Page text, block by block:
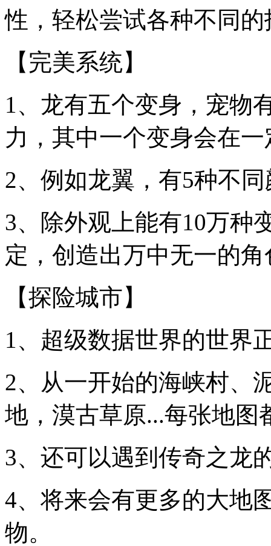
性，轻松尝试各种不同的
【完美系统】
1、龙有五个变身，宠物
力，其中一个变身会在
2、例如龙翼，有5种不
3、除外观上能有10万种
定，创造出万中无一的角
【探险城市】
1、超级数据世界的世界
2、从一开始的海峡村、
地，漠古草原...每张地图
3、还可以遇到传奇之龙
4、将来会有更多的大地
物。